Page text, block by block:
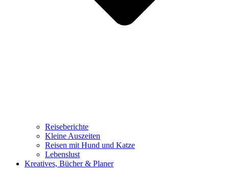
Reiseberichte
Kleine Auszeiten
Reisen mit Hund und Katze
Lebenslust
Kreatives, Bücher & Planer